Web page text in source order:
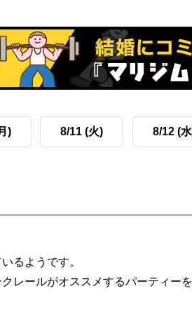
) 8/11 (火) 8/12 (
るようです。
レールがオススメするパーティー